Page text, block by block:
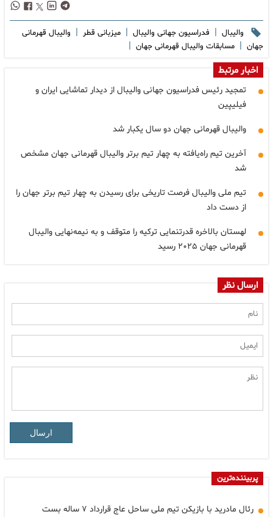
والیبال | فدراسیون جهانی والیبال | میزبانی قطر | والیبال قهرمانی
جهان | مسابقات والیبال قهرمانی جهان |
اخبار مرتبط
تمجید رئیس فدراسیون جهانی والیبال از دیدار تماشایی ایران و
فیلیپین
والیبال قهرمانی جهان دو سال یکبار شد
آخرین تیم راه‌یافته به چهار تیم برتر والیبال قهرمانی جهان مشخص
شد
تیم ملی والیبال فرصت تاریخی برای رسیدن به چهار تیم برتر جهان را
از دست داد
لهستان بالاخره قدرتنمایی ترکیه را متوقف و به نیمه‌نهایی والیبال
قهرمانی جهان ۲۰۲۵ رسید
ارسال نظر
ارسال
پربیننده‌ترین
رئال مادرید با بازیکن تیم ملی ساحل عاج قرارداد ۷ ساله بست